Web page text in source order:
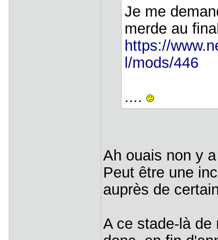
Je me
merde au
https://
l/mods/446
....
Ah ouais non y
Peut être une
auprès de
A ce stade-là de